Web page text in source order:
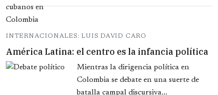
INTERNACIONALES: LUIS DAVID CARO
América Latina: el centro es la infancia política
Mientras la dirigencia política en
Colombia se debate en una suerte de
batalla campal discursiva...